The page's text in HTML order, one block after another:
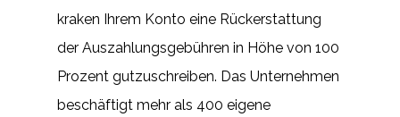
kraken Ihrem Konto eine Rückerstattung
der Auszahlungsgebühren in Höhe von 100
Prozent gutzuschreiben. Das Unternehmen
beschäftigt mehr als 400 eigene